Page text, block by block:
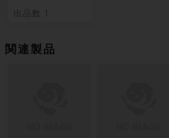
出品数 1
関連製品